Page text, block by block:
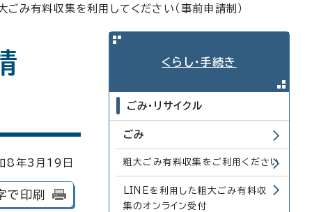
み有料収集を利用してください（事前申請制）
年3月 19 日
で印刷
くらし・手続き
ごみ・リサイクル
ごみ
粗大ごみ有料収集をご利用ください
LINEを利用した粗大ごみ有料収
集のオンライン受付